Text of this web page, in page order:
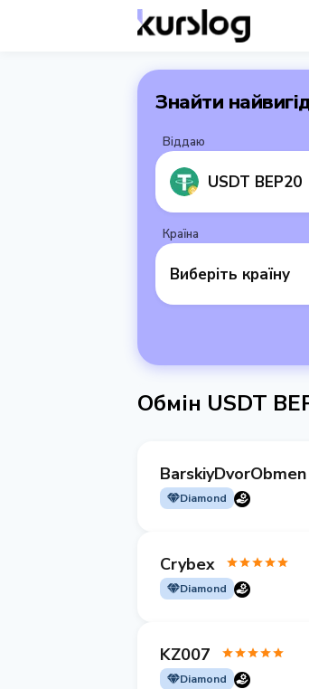
Знайти
Віддаю
USDT BEP20
Країна
Виберіть країну
Обмін USDT
BarskiyDvorObmen
Diamond
Crybex
Diamond
KZ007
Diamond